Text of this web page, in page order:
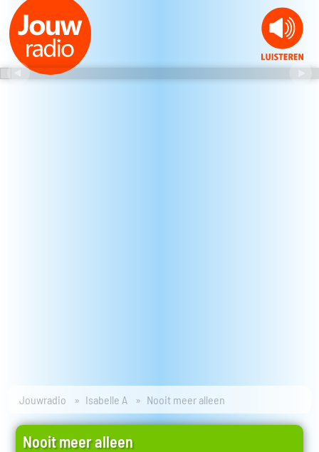
Jouwradio Isabelle A Nooit meer alleen
Nooit meer alleen